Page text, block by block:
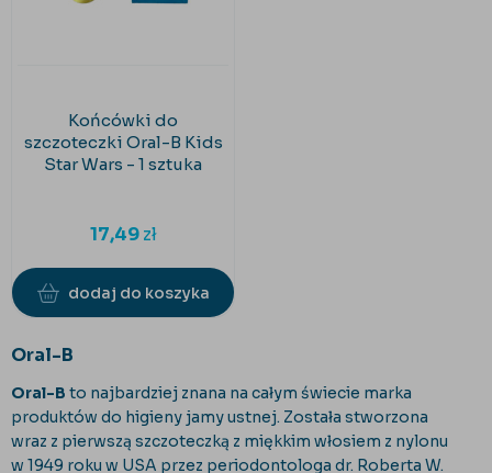
Końcówki do
szczoteczki Oral-B Kids
Star Wars - 1 sztuka
17,49zł
dodaj do koszyka
Oral-B
Oral-B to najbardziej znana na całym świecie marka
produktów do higieny jamy ustnej. Została stworzona
wraz z pierwszą szczoteczką z miękkim włosiem z nylonu
w 1949 roku w USA przez periodontologa dr. Roberta W.